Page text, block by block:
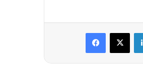
Facebook
X